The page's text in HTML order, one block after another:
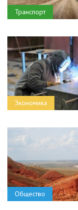
Транспорт
Экономика
Общество